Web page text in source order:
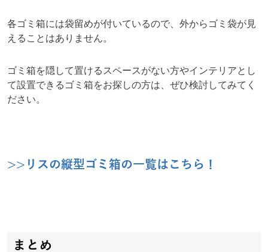
各ゴミ箱には袋留めが付いているので、外からゴミ袋が見
えることはありません。
ゴミ箱を隠して置けるスペースがない方やインテリアとし
て設置できるゴミ箱をお探しの方は、ぜひ検討してみてく
ださい。
>>リスの縦型ゴミ箱の一覧はこちら！
まとめ